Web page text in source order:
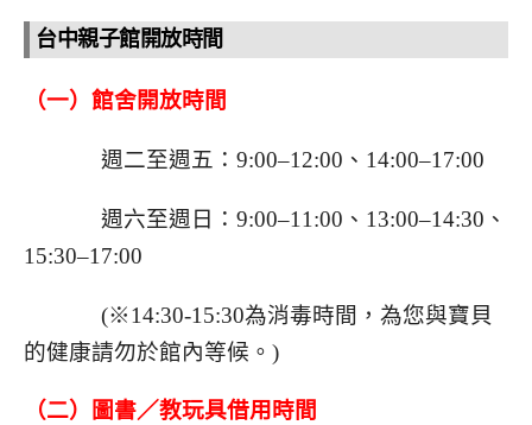
台中親子館開放時間
（一）館舍開放時間
週二至週五：9:00–12:00、14:00–17:00
週六至週日：9:00–11:00、13:00–14:30、
15:30–17:00
(※14:30-15:30為消毒時間，為您與寶貝
的健康請勿於館內等候。)
（二）圖書／教玩具借用時間